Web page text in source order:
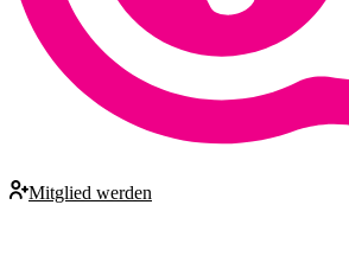
Mitglied werden